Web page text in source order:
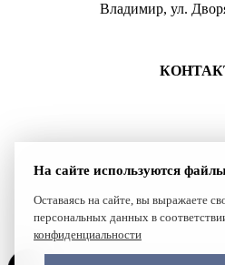
Владимир, ул.
Группа
Сайт создан
На сайте используются
Оставаясь на сайте, вы выражаете
персональных данных в
конфиденциальности